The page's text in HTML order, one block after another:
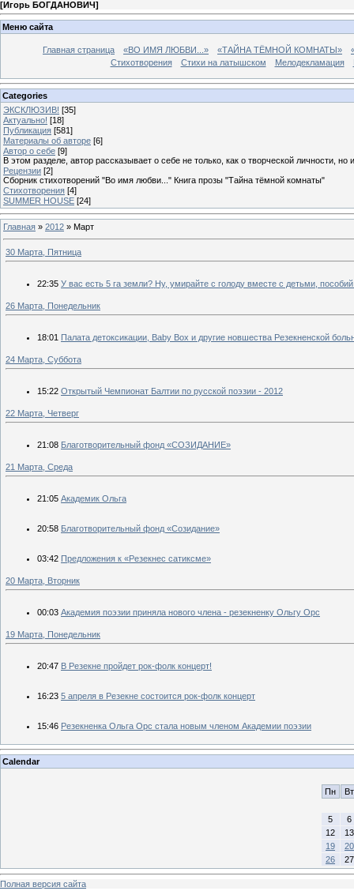
[Игорь БОГДАНОВИЧ]
Меню сайта
Главная страница «ВО ИМЯ ЛЮБВИ...» «ТАЙНА ТЁМНОЙ КОМНАТЫ»
Стихотворения
Стихи на латышском Мелодекламация
Categories
ЭКСКЛЮЗИВ! [35]
Актуально! [18]
Публикация [581]
Материалы об авторе [6]
Автор о себе [9]
В этом разделе, автор рассказывает о себе не только, как о творческой личности,
Рецензии [2]
Сборник стихотворений "Во имя любви..." Книга прозы "Тайна тёмной комнаты"
Стихотворения [4]
SUMMER HOUSE [24]
Главная » 2012 » Март
30 Марта, Пятница
22:35 У вас есть 5 га земли? Ну, умирайте с голоду вместе с детьми,
26 Марта, Понедельник
18:01 Палата детоксикации, Baby Box и другие новшества Резекненской
24 Марта, Суббота
15:22 Открытый Чемпионат Балтии по русской поэзии - 2012
22 Марта, Четверг
21:08 Благотворительный фонд «СОЗИДАНИЕ»
21 Марта, Среда
21:05 Академик Ольга
20:58 Благотворительный фонд «Cозидание»
03:42 Предложения к «Резекнес сатиксме»
20 Марта, Вторник
00:03 Академия поэзии приняла нового члена - резекненку Ольгу Орс
19 Марта, Понедельник
20:47 В Резекне пройдет рок-фолк концерт!
16:23 5 апреля в Резекне состоится рок-фолк концерт
15:46 Резекненка Ольга Орс стала новым членом Академии поэзии
Calendar
Пн Вт
5
6
12
13
19
20
26
27
Полная версия сайта